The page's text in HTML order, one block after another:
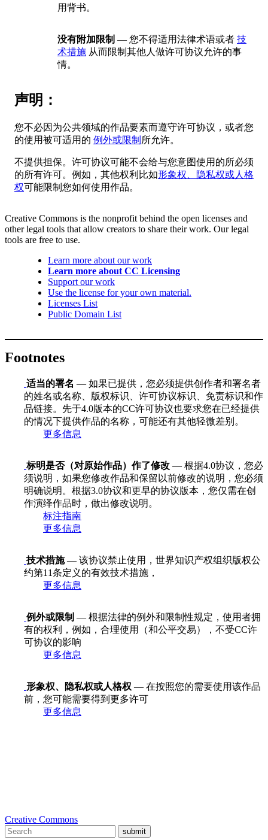
用背书。
没有附加限制 — 您不得适用法律术语或者 技
术措施 从而限制其他人做许可协议允许的事
情。
声明：
您不必因为公共领域的作品要素而遵守许可协议，或者您
的使用被可适用的 例外或限制 所允许。
不提供担保。许可协议可能不会给与您意图使用的所必须
的所有许可。例如，其他权利比如形象权、隐私权或人格
权可能限制您如何使用作品。
Creative Commons is the nonprofit behind the open licenses and
other legal tools that allow creators to share their work. Our legal
tools are free to use.
Learn more about our work
Learn more about CC Licensing
Support our work
Use the license for your own material.
Licenses List
Public Domain List
Footnotes
适当的署名 — 如果已提供，您必须提供创作者和署名者
的姓名或名称、版权标识、许可协议标识、免责标识和作
品链接。先于4.0版本的CC许可协议也要求您在已经提供
的情况下提供作品的名称，可能还有其他轻微差别。
更多信息
标明是否（对原始作品）作了修改 — 根据4.0协议，您必
须说明，如果您修改作品和保留以前修改的说明，您必须
明确说明。根据3.0协议和更早的协议版本，您仅需在创
作演绎作品时，做出修改说明。
标注指南
更多信息
技术措施— 该协议禁止使用，世界知识产权组织版权公
约第11条定义的有效技术措施，
更多信息
例外或限制 — 根据法律的例外和限制性规定，使用者拥
有的权利，例如，合理使用（和公平交易），不受CC许
可协议的影响
更多信息
形象权、隐私权或人格权 — 在按照您的需要使用该作品
前，您可能需要得到更多许可
更多信息
Creative Commons
submit